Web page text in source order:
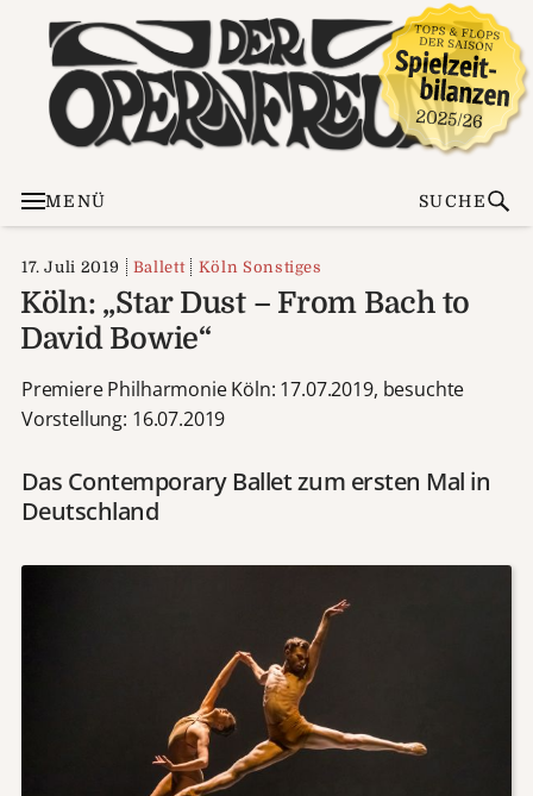
MENÜ SUCHE
17. Juli 2019 Ballett Köln Sonstiges
Köln: „Star Dust – From Bach to
David Bowie“
Premiere Philharmonie Köln: 17.07.2019, besuchte
Vorstellung: 16.07.2019
Das Contemporary Ballet zum ersten Mal in
Deutschland